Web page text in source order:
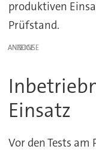
produktiven
Prüfstand.
ANZEIGE
Einsatz
Vor den Tests